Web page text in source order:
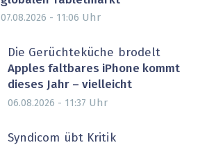
07.08.2026 - 11:06 Uhr
Die Gerüchteküche brodelt
Apples faltbares iPhone kommt
dieses Jahr – vielleicht
06.08.2026 - 11:37 Uhr
Syndicom übt Kritik